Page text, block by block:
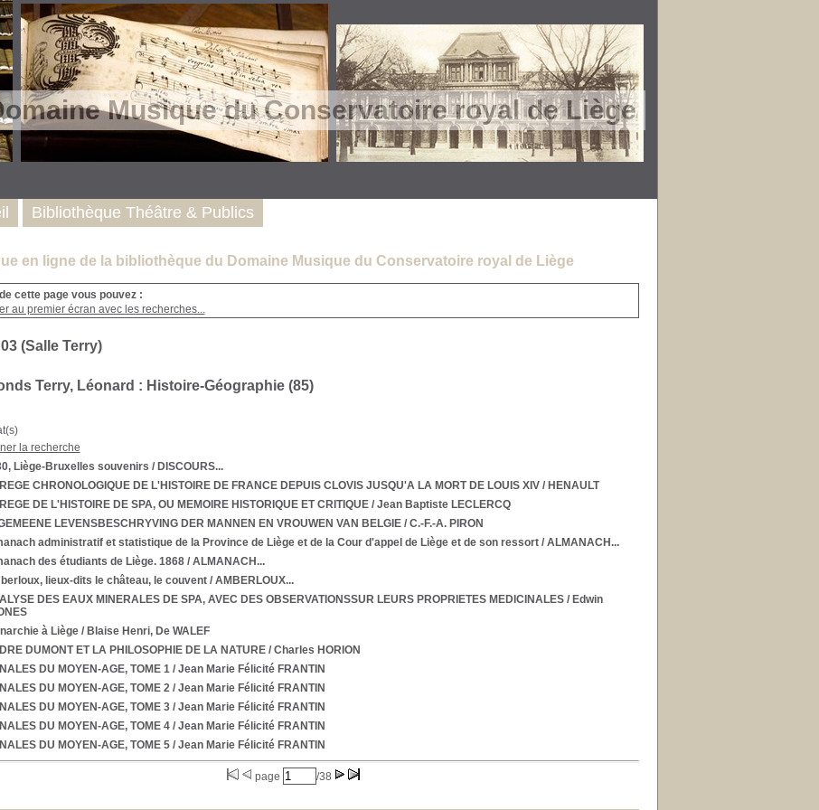
Musique du Conservatoire royal de Liège
en ligne de la bibliothèque du Domaine Musique du Conservatoire royal de Liège
cette page vous pouvez :
au premier écran avec les recherches...
(Salle Terry)
Terry, Léonard : Histoire-Géographie (85)
la recherche
Liège-Bruxelles souvenirs / DISCOURS...
CHRONOLOGIQUE DE L'HISTOIRE DE FRANCE DEPUIS CLOVIS JUSQU'A LA MORT DE LOUIS XIV/ HENAULT
DE L'HISTOIRE DE SPA, OU MEMOIRE HISTORIQUE ET CRITIQUE/ Jean Baptiste LECLERCQ
LEVENSBESCHRYVING DER MANNEN EN VROUWEN VAN BELGIE/ C.-F.-A. PIRON
administratif et statistique de la Province de Liège et de la Cour d'appel de Liège et de son ressort/ ALMANACH...
des étudiants de Liège. 1868/ ALMANACH...
lieux-dits le château, le couvent/ AMBERLOUX...
DES EAUX MINERALES DE SPA, AVEC DES OBSERVATIONSSUR LEURS PROPRIETES MEDICINALES/ Edwin
à Liège/ Blaise Henri, De WALEF
DUMONT ET LA PHILOSOPHIE DE LA NATURE/ Charles HORION
DU MOYEN-AGE, TOME 1/ Jean Marie Félicité FRANTIN
DU MOYEN-AGE, TOME 2/ Jean Marie Félicité FRANTIN
DU MOYEN-AGE, TOME 3/ Jean Marie Félicité FRANTIN
DU MOYEN-AGE, TOME 4/ Jean Marie Félicité FRANTIN
DU MOYEN-AGE, TOME 5/ Jean Marie Félicité FRANTIN
page /38
Bibliothèque Théâtre & Publics